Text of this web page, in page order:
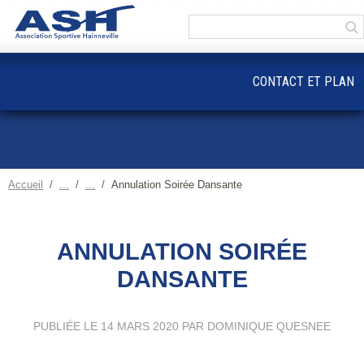
Accueil Annulation Soirée Dansante
ANNULATION SOIRÉE
DANSANTE
PUBLIÉE LE 14 MARS 2020 PAR DOMINIQUE QUESNEE
CONTACT ET PLAN
Panneau de gestion des cookies